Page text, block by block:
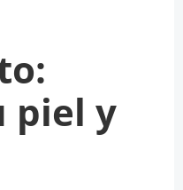
piel y